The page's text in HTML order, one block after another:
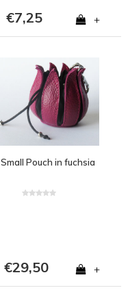
€7,25 +
Small Pouch in fuchsia
€29,50 +